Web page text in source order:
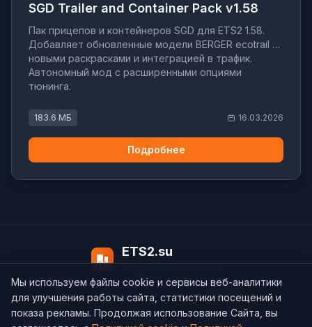
SGD Trailer and Container Pack v1.58
Пак прицепов и контейнеров SGD для ETS2 1.58.
Добавляет обновленные модели BERGER ecotrail с
новыми раскрасками и интеграцией в трафик.
Автономный мод с расширенными опциями
тюнинга.
183.6 МБ 16.03.2026
Подробнее
ETS2.su
О нас Контакты support@ets2.su
Мы используем файлы cookie и сервисы веб-аналитики
для улучшения работы сайта, статистики посещений и
показа рекламы. Продолжая использование Сайта, вы